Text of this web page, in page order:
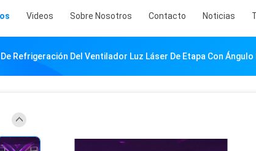
Videos Sobre Nosotros Contacto Noticias
Refrigeración Del Ventilador Luz Láser De Etapa Con Ángulo